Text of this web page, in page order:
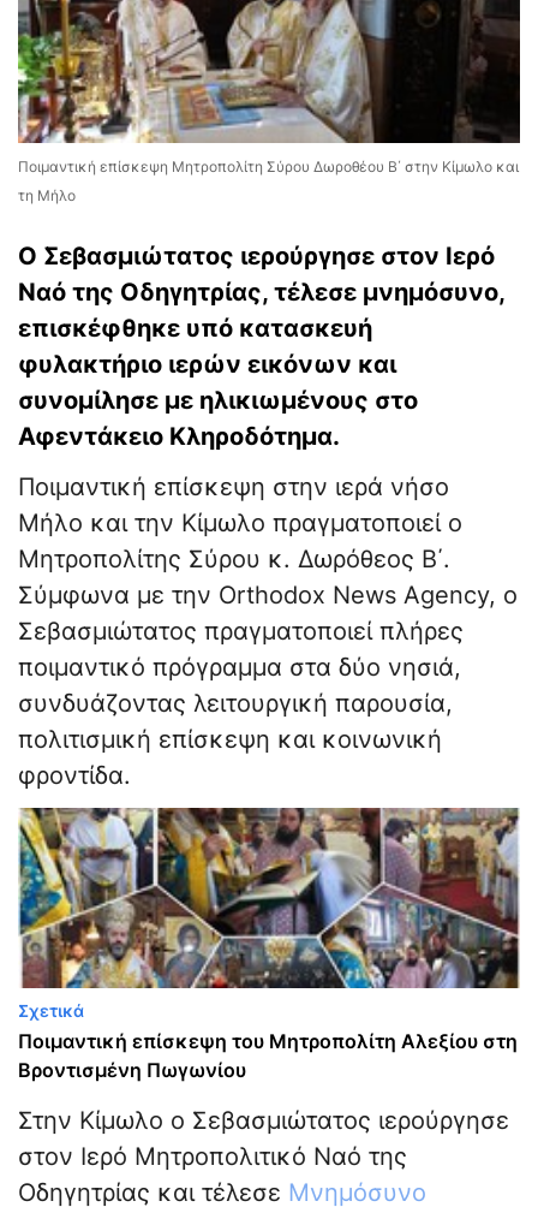
Ποιμαντική επίσκεψη Μητροπολίτη Σύρου Δωροθέου Β΄ στην Κίμωλο και
τη Μήλο
Ο Σεβασμιώτατος ιερούργησε στον Ιερό
Ναό της Οδηγητρίας, τέλεσε μνημόσυνο,
επισκέφθηκε υπό κατασκευή
φυλακτήριο ιερών εικόνων και
συνομίλησε με ηλικιωμένους στο
Αφεντάκειο Κληροδότημα.
Ποιμαντική επίσκεψη στην ιερά νήσο
Μήλο και την Κίμωλο πραγματοποιεί ο
Μητροπολίτης Σύρου κ. Δωρόθεος Β΄.
Σύμφωνα με την Orthodox News Agency, ο
Σεβασμιώτατος πραγματοποιεί πλήρες
ποιμαντικό πρόγραμμα στα δύο νησιά,
συνδυάζοντας λειτουργική παρουσία,
πολιτισμική επίσκεψη και κοινωνική
φροντίδα.
Σχετικά
Ποιμαντική επίσκεψη του Μητροπολίτη Αλεξίου στη
Βροντισμένη Πωγωνίου
Στην Κίμωλο ο Σεβασμιώτατος ιερούργησε
στον Ιερό Μητροπολιτικό Ναό της
Οδηγητρίας και τέλεσε Μνημόσυνο